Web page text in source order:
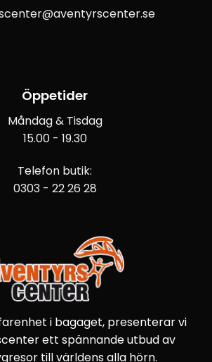
Öppetider
Måndag & Tisdag
15.00 - 19.30
Telefon butik:
0303 - 22 26 28
i bagaget, presenterar vi
ett spännande utbud av
till världens alla hörn.